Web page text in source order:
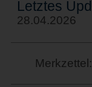
Letztes
28.04.2026